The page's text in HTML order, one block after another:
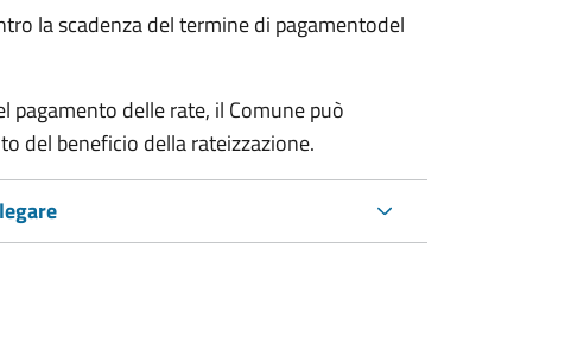
la scadenza del termine di pagamentodel
pagamento delle rate, il Comune può
del beneficio della rateizzazione.